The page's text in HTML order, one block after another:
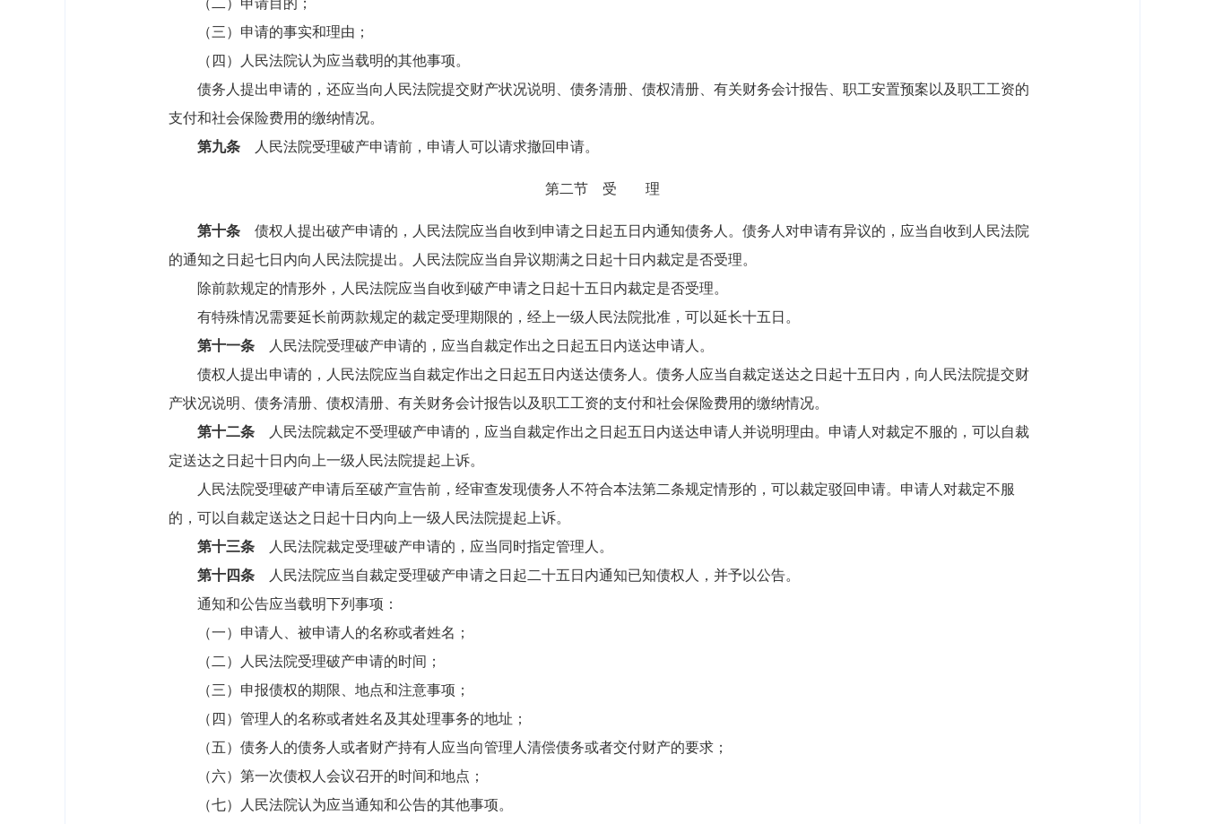
（三）申请的事实和理由；
（四）人民法院认为应当载明的其他事项。
债务人提出申请的，还应当向人民法院提交财产状况说明、债务清册、债权清册、有关财务会计报告、职工安置预案以及职工工资的
支付和社会保险费用的缴纳情况。
第九条 人民法院受理破产申请前，申请人可以请求撤回申请。
第二节 受 理
第十条 债权人提出破产申请的，人民法院应当自收到申请之日起五日内通知债务人。债务人对申请有异议的，应当自收到人民法院
的通知之日起七日内向人民法院提出。人民法院应当自异议期满之日起十日内裁定是否受理。
除前款规定的情形外，人民法院应当自收到破产申请之日起十五日内裁定是否受理。
有特殊情况需要延长前两款规定的裁定受理期限的，经上一级人民法院批准，可以延长十五日。
第十一条 人民法院受理破产申请的，应当自裁定作出之日起五日内送达申请人。
债权人提出申请的，人民法院应当自裁定作出之日起五日内送达债务人。债务人应当自裁定送达之日起十五日内，向人民法院提交财
产状况说明、债务清册、债权清册、有关财务会计报告以及职工工资的支付和社会保险费用的缴纳情况。
第十二条 人民法院裁定不受理破产申请的，应当自裁定作出之日起五日内送达申请人并说明理由。申请人对裁定不服的，可以自裁
定送达之日起十日内向上一级人民法院提起上诉。
人民法院受理破产申请后至破产宣告前，经审查发现债务人不符合本法第二条规定情形的，可以裁定驳回申请。申请人对裁定不服
的，可以自裁定送达之日起十日内向上一级人民法院提起上诉。
第十三条 人民法院裁定受理破产申请的，应当同时指定管理人。
第十四条 人民法院应当自裁定受理破产申请之日起二十五日内通知已知债权人，并予以公告。
通知和公告应当载明下列事项：
（一）申请人、被申请人的名称或者姓名；
（二）人民法院受理破产申请的时间；
（三）申报债权的期限、地点和注意事项；
（四）管理人的名称或者姓名及其处理事务的地址；
（五）债务人的债务人或者财产持有人应当向管理人清偿债务或者交付财产的要求；
（六）第一次债权人会议召开的时间和地点；
（七）人民法院认为应当通知和公告的其他事项。